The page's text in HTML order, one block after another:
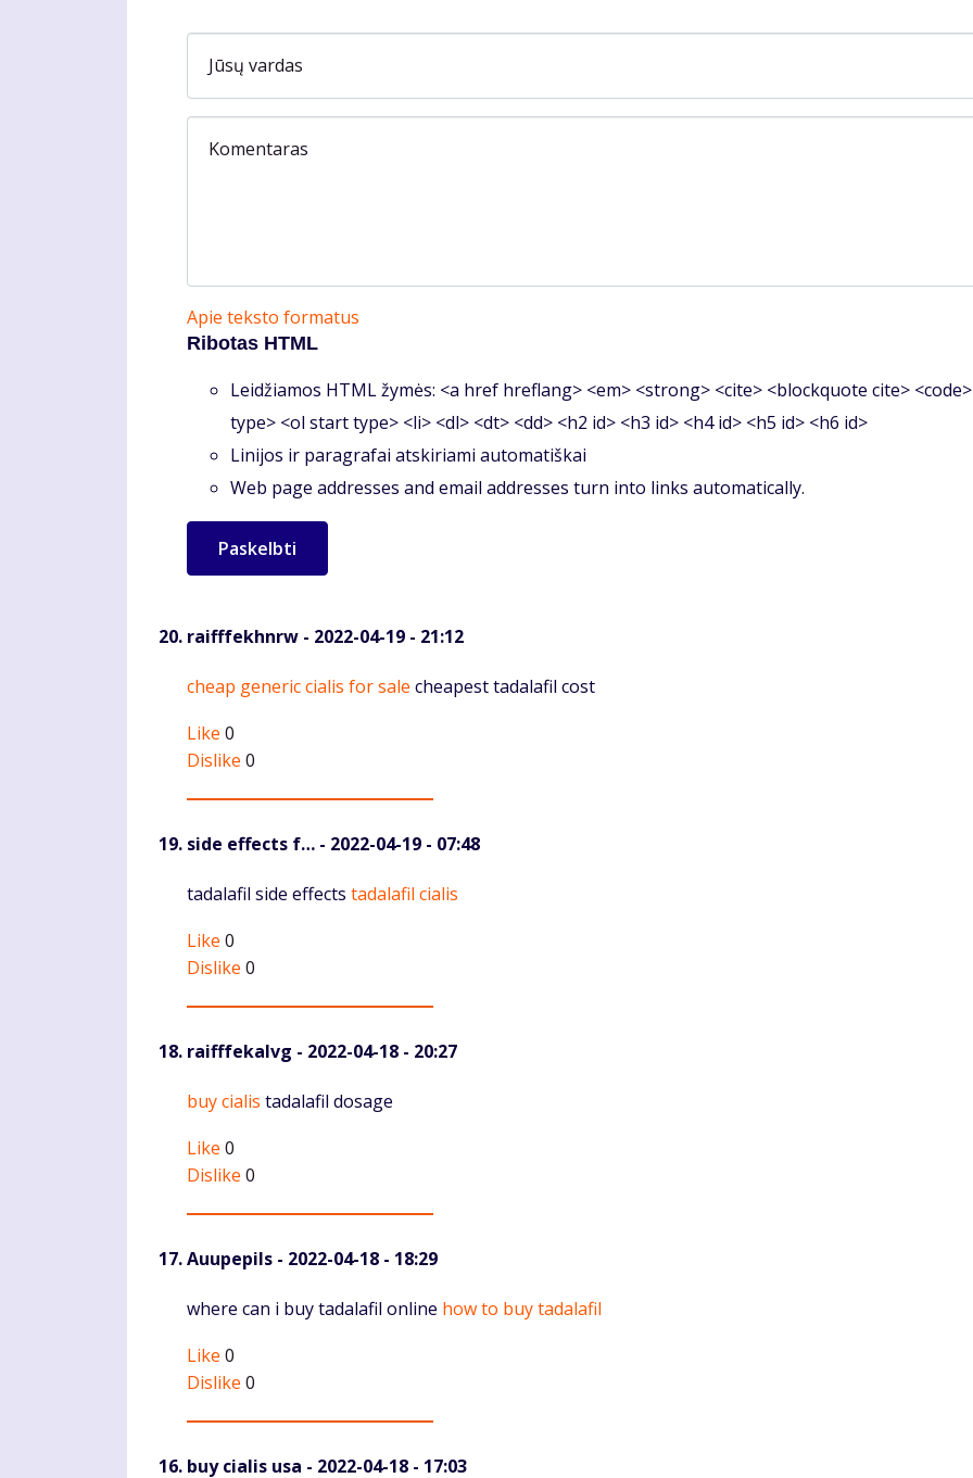
Jūsų vardas
Komentaras
Apie teksto formatus
Ribotas HTML
Leidžiamos HTML žymės: <a href hreflang> <em> <strong> <cite> <blockquote cite>
type> <ol start type> <li> <dl> <dt> <dd> <h2 id> <h3 id> <h4 id> <h5 id> <h6 id>
Linijos ir paragrafai atskiriami automatiškai
Web page addresses and email addresses turn into links automatically.
raifffekhnrw - 2022-04-19 - 21:12
Komentaras
cheap generic cialis for sale cheapest tadalafil cost
Like 0
Dislike 0
side effects f… - 2022-04-19 - 07:48
Komentaras
tadalafil side effects tadalafil cialis
Like 0
Dislike 0
raifffekalvg - 2022-04-18 - 20:27
Komentaras
buy cialis tadalafil dosage
Like 0
Dislike 0
Auupepils - 2022-04-18 - 18:29
Komentaras
where can i buy tadalafil online how to buy tadalafil
Like 0
Dislike 0
buy cialis usa - 2022-04-18 - 17:03